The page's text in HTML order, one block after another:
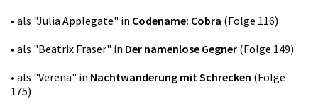
• als "Julia Applegate" in Codename: Cobra (Folge 116)
• als "Beatrix Fraser" in Der namenlose Gegner (Folge 149)
• als "Verena" in Nachtwanderung mit Schrecken (Folge
175)